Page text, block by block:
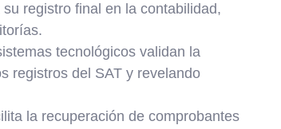
registro final en la contabilidad,
tecnológicos validan la
registros del SAT y revelando
la recuperación de comprobantes